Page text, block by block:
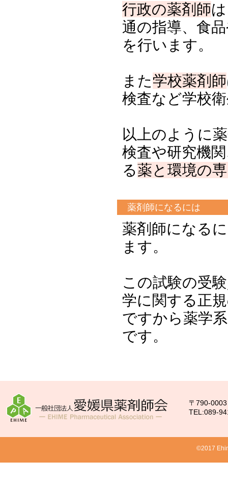
行政の薬剤師
通の指導、食
を行います。
また学校薬剤師
検査など学校
以上のように
検査や研究機
る薬と環境の
薬剤師になるには
薬剤師になる
ます。
この試験の受
学に関する正
ですから薬学
です。
〒790-
TEL:089-
©2017